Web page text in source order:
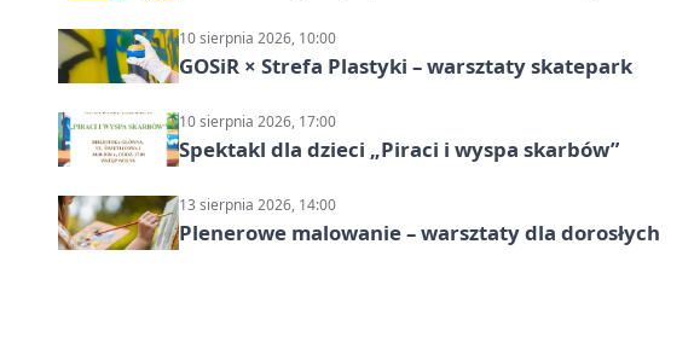
10 sierpnia 2026, 10:00
GOSiR × Strefa Plastyki – warsztaty skatepark
10 sierpnia 2026, 17:00
Spektakl dla dzieci „Piraci i wyspa skarbów”
13 sierpnia 2026, 14:00
Plenerowe malowanie – warsztaty dla dorosłych